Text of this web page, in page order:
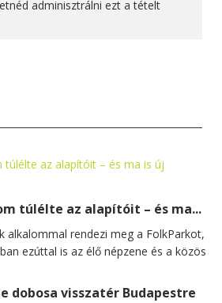
adminisztrálni ezt a tételt
túlélte az alapítóit – és ma...
alkalommal rendezi meg a FolkParkot,
ezúttal is az élő népzene és a közös
dobosa visszatér Budapestre